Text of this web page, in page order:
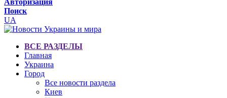
Авторизация
Поиск
UA
ВСЕ РАЗДЕЛЫ
Главная
Украина
Город
Все новости раздела
Киев